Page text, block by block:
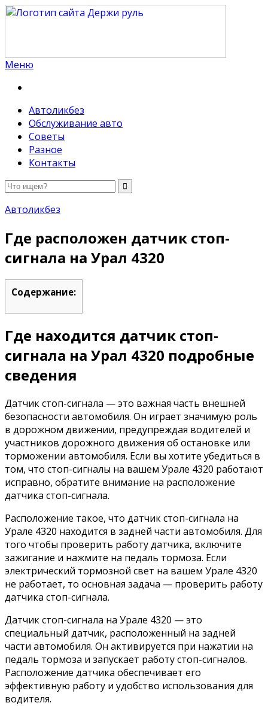
Меню
Автоликбез
Обслуживание авто
Советы
Разное
Контакты
Автоликбез
Где расположен датчик стоп-
сигнала на Урал 4320
Содержание:
Где находится датчик стоп-
сигнала на Урал 4320 подробные
сведения
Датчик стоп-сигнала — это важная часть внешней
безопасности автомобиля. Он играет значимую роль
в дорожном движении, предупреждая водителей и
участников дорожного движения об остановке или
торможении автомобиля. Если вы хотите убедиться в
том, что стоп-сигналы на вашем Урале 4320 работают
исправно, обратите внимание на расположение
датчика стоп-сигнала.
Расположение такое, что датчик стоп-сигнала на
Урале 4320 находится в задней части автомобиля. Для
того чтобы проверить работу датчика, включите
зажигание и нажмите на педаль тормоза. Если
электрический тормозной свет на вашем Урале 4320
не работает, то основная задача — проверить работу
датчика стоп-сигнала.
Датчик стоп-сигнала на Урале 4320 — это
специальный датчик, расположенный на задней
части автомобиля. Он активируется при нажатии на
педаль тормоза и запускает работу стоп-сигналов.
Расположение датчика обеспечивает его
эффективную работу и удобство использования для
водителя.